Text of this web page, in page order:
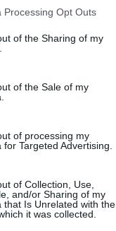
Processing Opt Outs
of the Sharing of my
of the Sale of my
of processing my
Targeted Advertising.
of Collection, Use,
and/or Sharing of my
that Is Unrelated with the
it was collected.